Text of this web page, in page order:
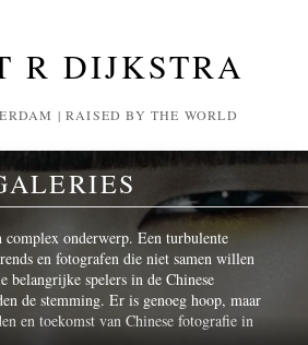
R DIJKSTRA
| RAISED BY THE WORLD
complex onderwerp. Een turbulente
en fotografen die niet samen willen
belangrijke spelers in de Chinese
de stemming. Er is genoeg hoop, maar
en toekomst van Chinese fotografie in